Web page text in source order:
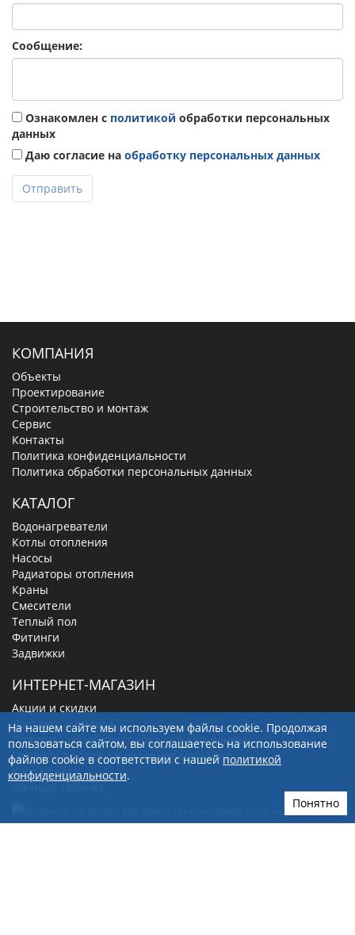
Сообщение:
Ознакомлен с политикой обработки персональных
данных
Даю согласие на обработку персональных данных
Отправить
КОМПАНИЯ
Объекты
Проектирование
Строительство и монтаж
Сервис
Контакты
Политика конфиденциальности
Политика обработки персональных данных
КАТАЛОГ
Водонагреватели
Котлы отопления
Насосы
Радиаторы отопления
Краны
Смесители
Теплый пол
Фитинги
Задвижки
ИНТЕРНЕТ-МАГАЗИН
Акции и скидки
Доставка и оплата
Политика обработки персональных данных
Правила продажи в интернет-магазине
Карта сайта
На нашем сайте мы используем файлы cookie. Продолжая
пользоваться сайтом, вы соглашаетесь на использование
файлов cookie в соответствии с нашей политикой
конфиденциальности.
Понятно